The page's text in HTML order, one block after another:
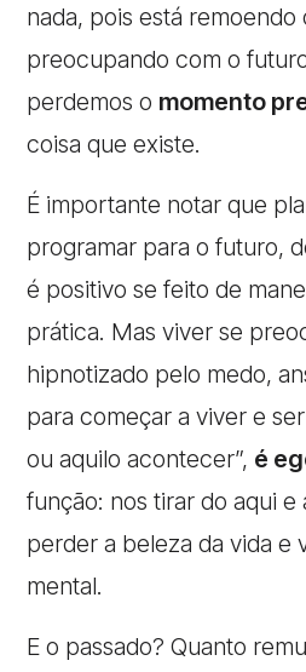
nada, pois está remoendo
preocupando com o
perdemos o momento
coisa que existe.
É importante notar que
programar para o futuro,
é positivo se feito de
prática. Mas viver se
hipnotizado pelo medo,
para começar a viver e
ou aquilo acontecer”, é
função: nos tirar do aqui
perder a beleza da vida e
mental.
E o passado? Quanto